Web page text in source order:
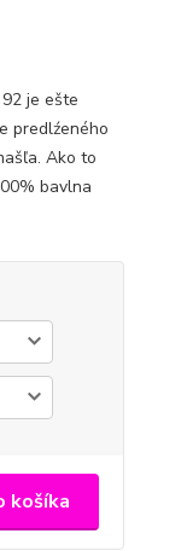
je ešte
predlźeného
Ako to
bavlna
košíka